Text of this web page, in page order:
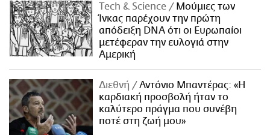
Τech & Science
Μούμιες των
Ίνκας παρέχουν την πρώτη
απόδειξη DNA ότι οι Ευρωπαίοι
μετέφεραν την ευλογιά στην
Αμερική
Διεθνή
Αντόνιο Μπαντέρας: «Η
καρδιακή προσβολή ήταν το
καλύτερο πράγμα που συνέβη
ποτέ στη ζωή μου»